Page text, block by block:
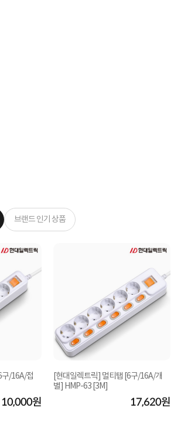
브랜드 인기 상품
구/16A/접
10,000원
[현대일렉트릭] 멀티탭 [6구/16A/개
별] HMP-63 [3M]
17,620원